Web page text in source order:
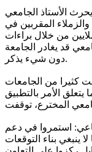
الأستاذ الجامعي
المقربين في
من خلال براءات
قد يغادر الجامعة
دون شيء يذكر.
كثيرا من الجامعات
يتعلق الأمر بالتطبيق
استمروا في دعم
ينبغي بناء التوقعات